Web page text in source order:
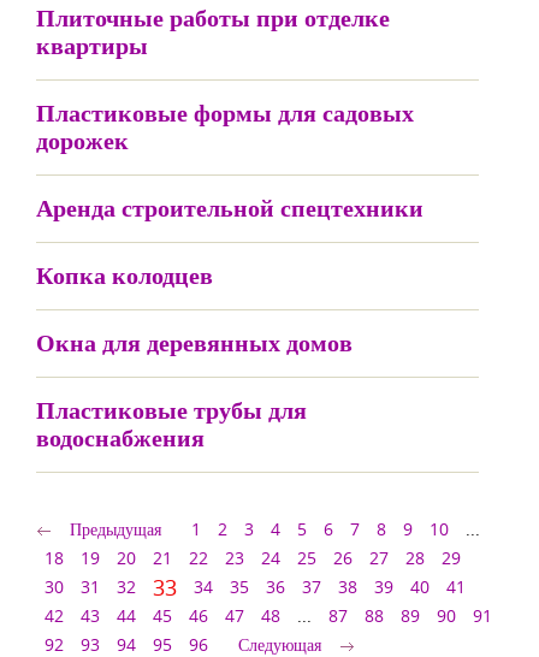
Плиточные работы при отделке
квартиры
Пластиковые формы для садовых
дорожек
Аренда строительной спецтехники
Копка колодцев
Окна для деревянных домов
Пластиковые трубы для
водоснабжения
Предыдущая 1 2 3 4 5 6 7 8 9 10
...
18
19 20 21 22 23 24 25 26 27 28
29
30
31 32 33 34 35 36 37 38 39 40
41
42
43 44 45 46 47 48 ... 87 88 89 90
91
92
93 94 95 96 Следующая